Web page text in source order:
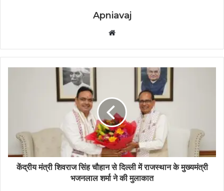
Apniavaj
b
s
e
केंद्रीय मंत्री शिवराज सिंह चौहान से दिल्ली में राजस्थान के मुख्यमंत्री
भजनलाल शर्मा ने की मुलाकात